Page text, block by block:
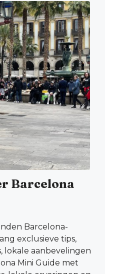
Barcelona
Barcelona-
exclusieve tips,
lokale aanbevelingen
Mini Guide met